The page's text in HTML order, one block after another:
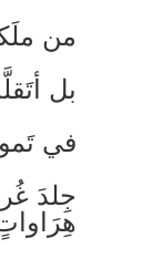
ملَكوتِ
أتَقلَّدُ
تَمويهٍ
غُرابٍ،